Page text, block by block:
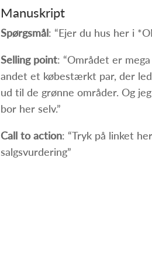
Manuskript
Spørgsmål: “Ejer du hus her i
Selling point: “Området er
andet et købestærkt par, der
ud til de grønne områder. Og
bor her selv.”
Call to action: “Tryk på linket
salgsvurdering”